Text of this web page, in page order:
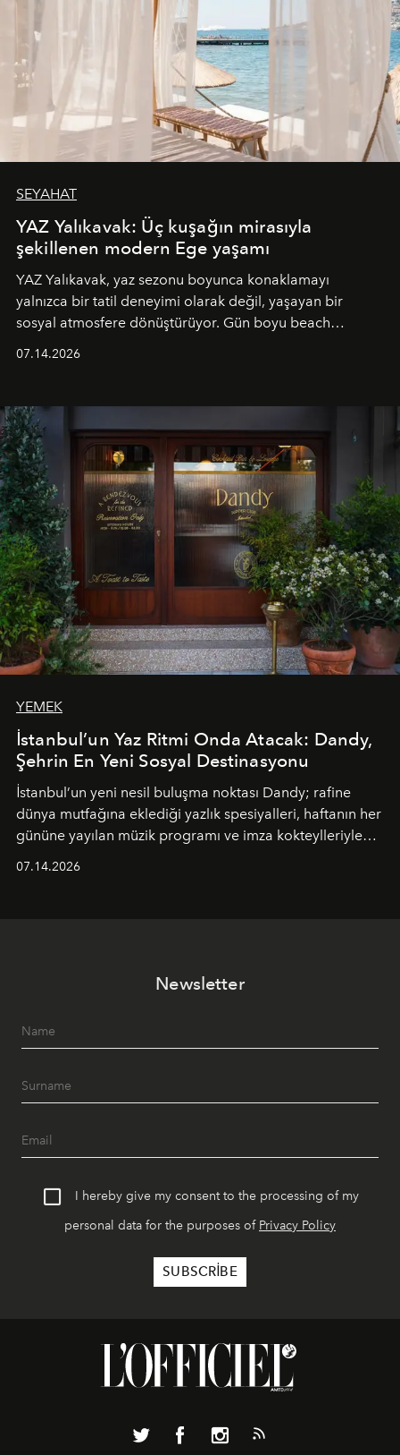
SEYAHAT
YAZ Yalıkavak: Üç kuşağın mirasıyla
şekillenen modern Ege yaşamı
YAZ Yalıkavak, yaz sezonu boyunca konaklamayı
yalnızca bir tatil deneyimi olarak değil, yaşayan bir
sosyal atmosfere dönüştürüyor. Gün boyu beach
tematik gastronomi geceleri misafirlerle buluşuyor.
Paylaşıma, lezzete ve müziğe odaklanan bu özel
akşamlar, YAZ’ın sade lüks anlayışını gün batımından
geceye taşıyarak her hafta farklı bir deneyim sunuyor.
07.14.2026
YEMEK
İstanbul’un Yaz Ritmi Onda Atacak: Dandy,
Şehrin En Yeni Sosyal Destinasyonu
İstanbul’un yeni nesil buluşma noktası Dandy; rafine
dünya mutfağına eklediği yazlık spesiyalleri, haftanın her
gününe yayılan müzik programı ve imza kokteylleriyle
07.14.2026
Newsletter
I hereby give my consent to the processing of my
personal data for the purposes of Privacy Policy